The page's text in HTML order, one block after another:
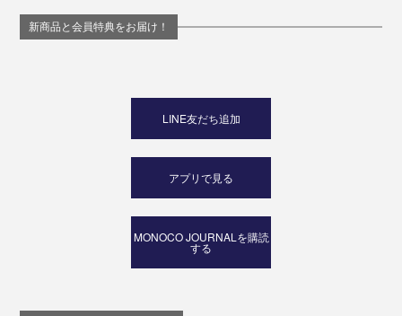
新商品と会員特典をお届け！
LINE友だち追加
アプリで見る
MONOCO JOURNALを購読
する